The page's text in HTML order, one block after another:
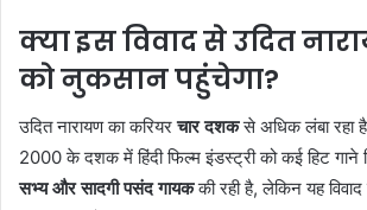
क्या इस विवाद से उदित
को नुकसान पहुंचेगा?
उदित नारायण का करियरचार दशकसे अधिक लंबा रहा
2000 के दशक में हिंदी फिल्म इंडस्ट्री को कई हिट गाने
सभ्य और सादगी पसंद गायककी रही है, लेकिन यह